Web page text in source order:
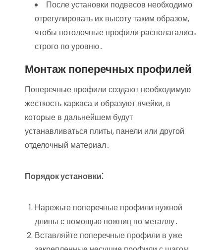
После установки подвесов необходимо
отрегулировать их высоту таким образом,
чтобы потолочные профили располагались
строго по уровню․
Монтаж поперечных профилей
Поперечные профили создают необходимую
жесткость каркаса и образуют ячейки, в
которые в дальнейшем будут
устанавливаться плиты, панели или другой
отделочный материал․
Порядок установки⁚
Нарежьте поперечные профили нужной
длины с помощью ножниц по металлу․
Вставляйте поперечные профили в уже